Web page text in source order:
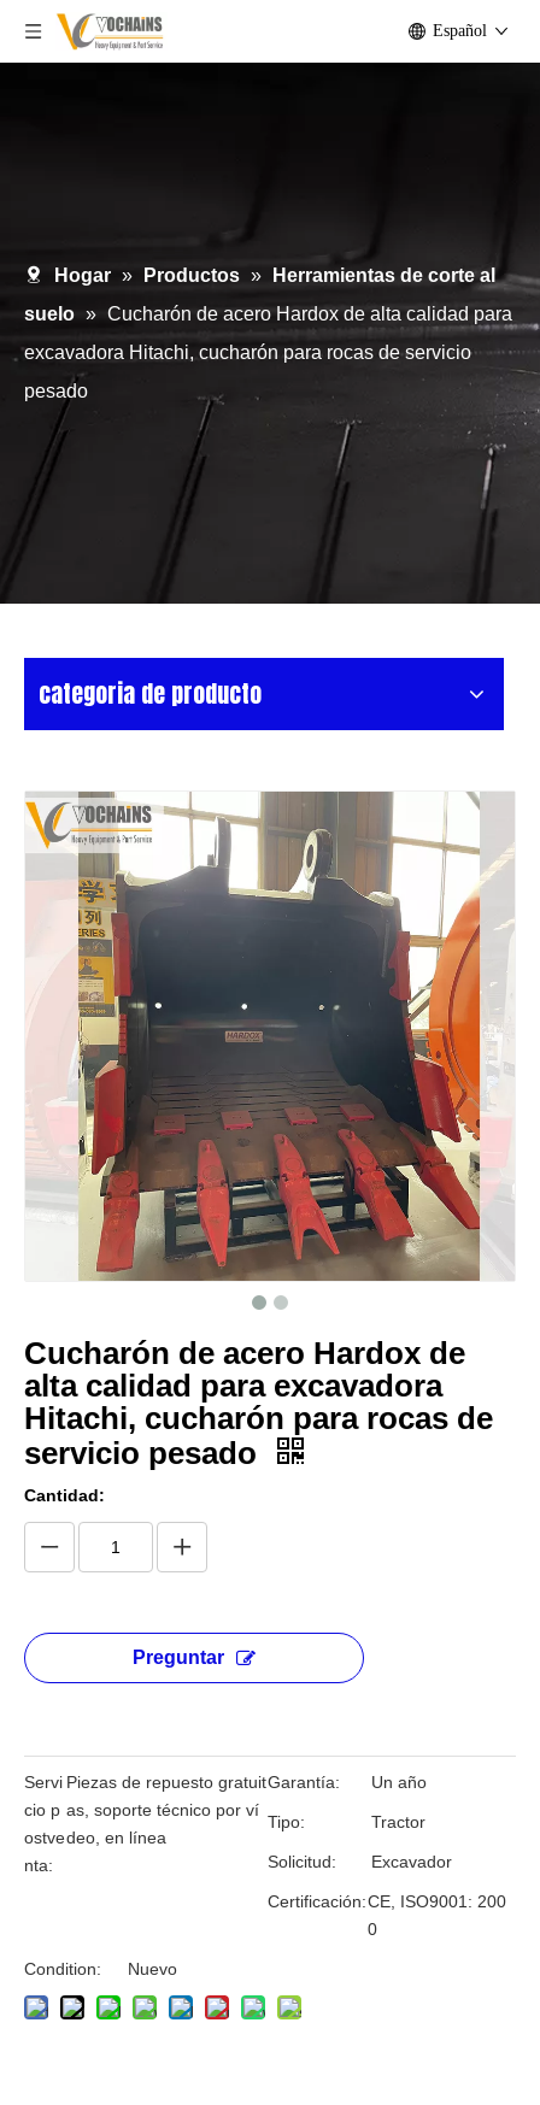
Español
Hogar » Productos »
Herramientas de corte al
suelo » Cucharón de acero Hardox de alta calidad para
excavadora Hitachi, cucharón para rocas de servicio
pesado
categoria de producto
Cucharón de acero Hardox de
alta calidad para excavadora
Hitachi, cucharón para rocas de
servicio pesado
Cantidad:
Preguntar
Servi
cio p
ostve
nta:
Piezas de repuesto gratuit
as, soporte técnico por ví
deo, en línea
Garantía: Un año
Tipo: Tractor
Solicitud: Excavador
Certificación:CE, ISO9001: 200
0
Condition: Nuevo